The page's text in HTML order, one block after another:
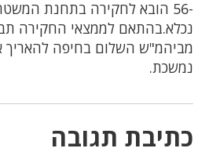
-56 הובא לחקירה בתחנת
נכלא.בהתאם לממצאי החקירה
מביהמ"ש השלום בחיפה להאריך
נמשכת.
כתיבת תגובה